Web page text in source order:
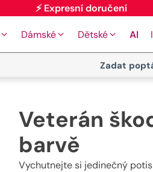
Dámské Dětské AI
Zadat
Veterán
barvě
Vychutnejte si jedinečný